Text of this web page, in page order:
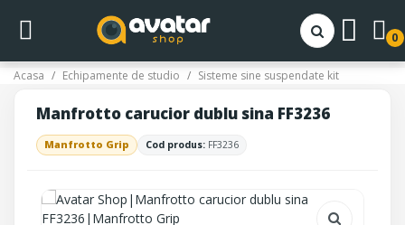
0
Acasa Echipamente de studio Sisteme sine suspendate kit
Manfrotto carucior dublu sina FF3236
Manfrotto Grip Cod produs: FF3236